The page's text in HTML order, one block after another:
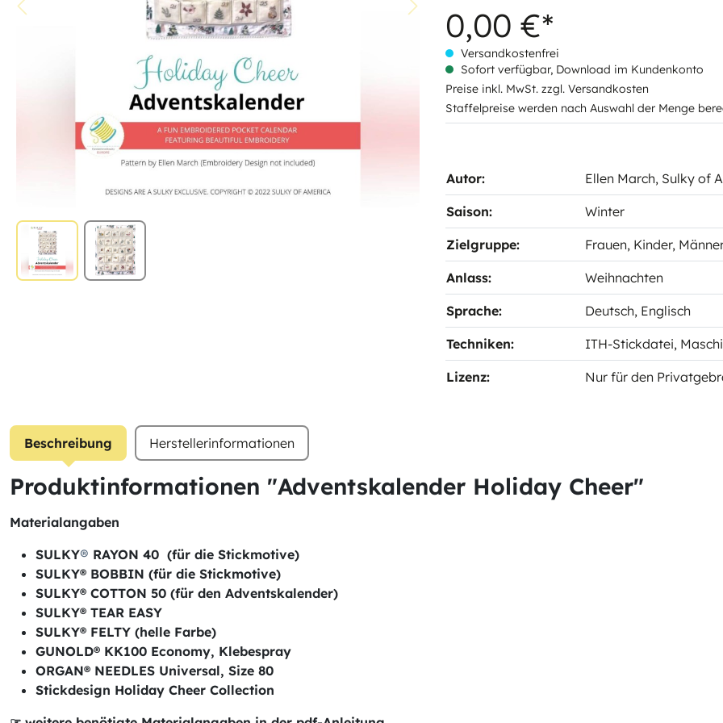
0,00 €*
Versandkostenfrei
Sofort verfügbar, Download im Kundenkonto
Preise inkl. MwSt. zzgl. Versandkosten
Staffelpreise werden nach Auswahl der Menge
Autor: Ellen March, Sulky of
Saison: Winter
Zielgruppe: Frauen, Kinder,
Anlass: Weihnachten
Sprache: Deutsch, Englisch
Techniken: ITH-Stickdatei,
Lizenz: Nur für den
Beschreibung Herstellerinformationen
Produktinformationen "Adventskalender Holiday Cheer"
Materialangaben
SULKY® RAYON 40 (für die Stickmotive)
SULKY® BOBBIN (für die Stickmotive)
SULKY® COTTON 50 (für den Adventskalender)
SULKY® TEAR EASY
SULKY® FELTY (helle Farbe)
GUNOLD® KK100 Economy, Klebespray
ORGAN® NEEDLES Universal, Size 80
Stickdesign Holiday Cheer Collection